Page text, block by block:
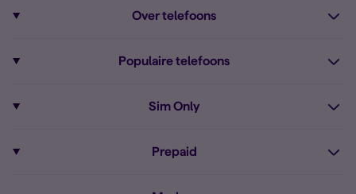
Over telefoons
Alle telefoons
Populaire telefoons
iPhone 16
Sim Only
Prepaid